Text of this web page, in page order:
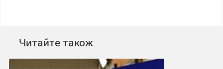
Читайте також